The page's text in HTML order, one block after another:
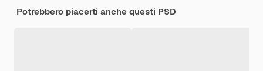
Potrebbero piacerti anche questi PSD